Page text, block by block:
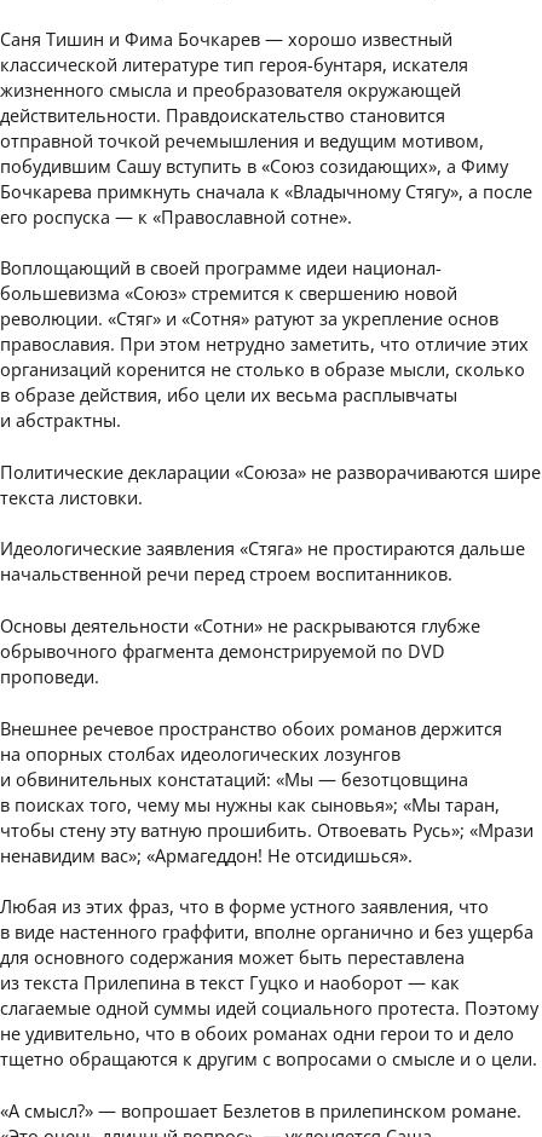
Саня Тишин и Фима Бочкарев — хорошо известный
классической литературе тип героя-бунтаря, искателя
жизненного смысла и преобразователя окружающей
действительности. Правдоискательство становится
отправной точкой речемышления и ведущим мотивом,
побудившим Сашу вступить в «Союз созидающих», а Фиму
Бочкарева примкнуть сначала к «Владычному Стягу», а после
его роспуска — к «Православной сотне».
Воплощающий в своей программе идеи национал-
большевизма «Союз» стремится к свершению новой
революции. «Стяг» и «Сотня» ратуют за укрепление основ
православия. При этом нетрудно заметить, что отличие этих
организаций коренится не столько в образе мысли, сколько
в образе действия, ибо цели их весьма расплывчаты
и абстрактны.
Политические декларации «Союза» не разворачиваются шире
текста листовки.
Идеологические заявления «Стяга» не простираются дальше
начальственной речи перед строем воспитанников.
Основы деятельности «Сотни» не раскрываются глубже
обрывочного фрагмента демонстрируемой по DVD
проповеди.
Внешнее речевое пространство обоих романов держится
на опорных столбах идеологических лозунгов
и обвинительных констатаций: «Мы — безотцовщина
в поисках того, чему мы нужны как сыновья»; «Мы таран,
чтобы стену эту ватную прошибить. Отвоевать Русь»; «Мрази
ненавидим вас»; «Армагеддон! Не отсидишься».
Любая из этих фраз, что в форме устного заявления, что
в виде настенного граффити, вполне органично и без ущерба
для основного содержания может быть переставлена
из текста Прилепина в текст Гуцко и наоборот — как
слагаемые одной суммы идей социального протеста. Поэтому
не удивительно, что в обоих романах одни герои то и дело
тщетно обращаются к другим с вопросами о смысле и о цели.
«А смысл?» — вопрошает Безлетов в прилепинском романе.